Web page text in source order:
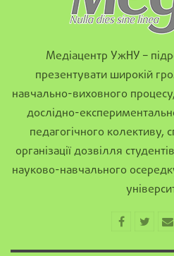
Медіацентр УжНУ –
презентувати широкій
навчально-виховного
дослідно-
педагогічного колективу,
організації дозвілля
науково-навчального